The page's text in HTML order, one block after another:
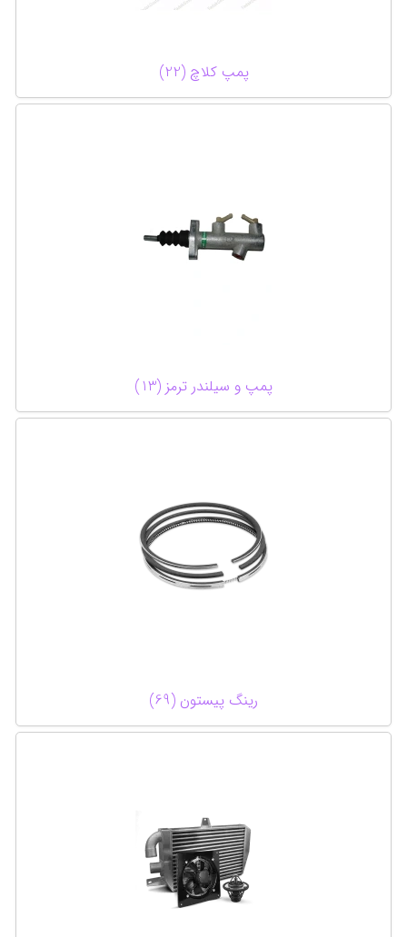
پمپ کلاچ (22)
پمپ و سیلندر ترمز (13)
رینگ پیستون (69)